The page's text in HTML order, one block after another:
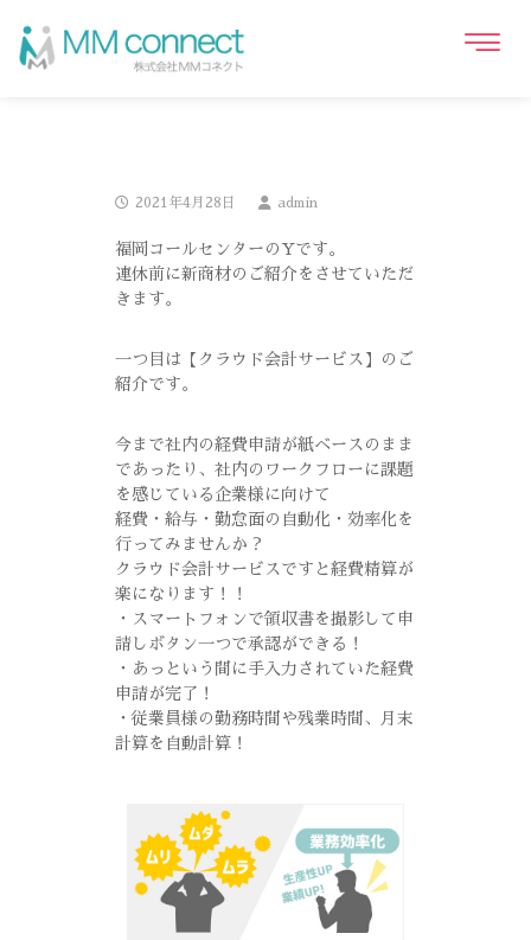
2021年4月28日 admin
福岡コールセンターのYです。
連休前に新商材のご紹介をさせていただ
きます。
一つ目は【クラウド会計サービス】のご
紹介です。
今まで社内の経費申請が紙ベースのまま
であったり、社内のワークフローに課題
を感じている企業様に向けて
経費・給与・勤怠面の自動化・効率化を
行ってみませんか？
クラウド会計サービスですと経費精算が
楽になります！！
・スマートフォンで領収書を撮影して申
請しボタン一つで承認ができる！
・あっという間に手入力されていた経費
申請が完了！
・従業員様の勤務時間や残業時間、月末
計算を自動計算！